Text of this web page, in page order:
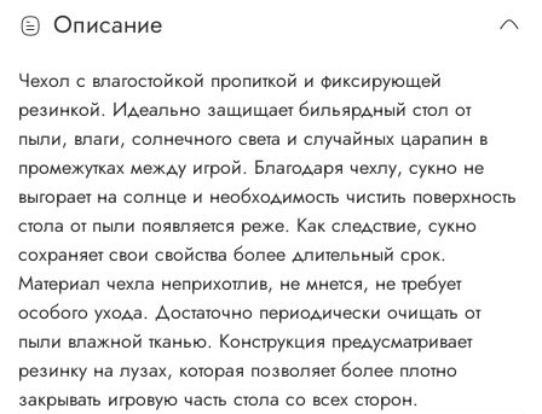
Описание
Чехол с влагостойкой пропиткой и фиксирующей
резинкой. Идеально защищает бильярдный стол от
пыли, влаги, солнечного света и случайных царапин в
промежутках между игрой. Благодаря чехлу, сукно не
выгорает на солнце и необходимость чистить поверхность
стола от пыли появляется реже. Как следствие, сукно
сохраняет свои свойства более длительный срок.
Материал чехла неприхотлив, не мнется, не требует
особого ухода. Достаточно периодически очищать от
пыли влажной тканью. Конструкция предусматривает
резинку на лузах, которая позволяет более плотно
закрывать игровую часть стола со всех сторон.